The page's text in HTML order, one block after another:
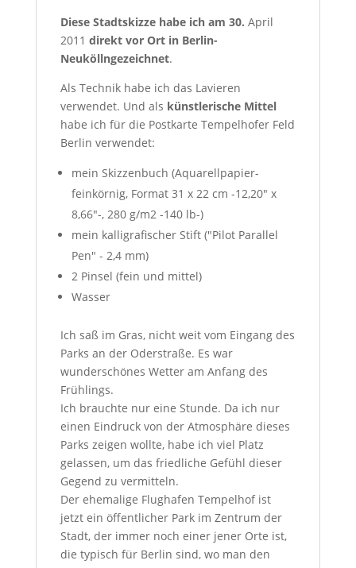
Diese Stadtskizze habe ich am 30. April
2011 direkt vor Ort in Berlin-
Neuköllngezeichnet.
Als Technik habe ich das Lavieren
verwendet. Und als künstlerische Mittel
habe ich für die Postkarte Tempelhofer Feld
Berlin verwendet:
mein Skizzenbuch (Aquarellpapier-
feinkörnig, Format 31 x 22 cm -12,20″ x
8,66″-, 280 g/m2 -140 lb-)
mein kalligrafischer Stift ("Pilot Parallel
Pen" - 2,4 mm)
2 Pinsel (fein und mittel)
Wasser
Ich saß im Gras, nicht weit vom Eingang des
Parks an der Oderstraße. Es war
wunderschönes Wetter am Anfang des
Frühlings.
Ich brauchte nur eine Stunde. Da ich nur
einen Eindruck von der Atmosphäre dieses
Parks zeigen wollte, habe ich viel Platz
gelassen, um das friedliche Gefühl dieser
Gegend zu vermitteln.
Der ehemalige Flughafen Tempelhof ist
jetzt ein öffentlicher Park im Zentrum der
Stadt, der immer noch einer jener Orte ist,
die typisch für Berlin sind, wo man den